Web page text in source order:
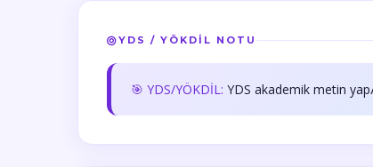
YDS / YÖKDİL NOTU
🎯 YDS/YÖKDİL: YDS akademik metin